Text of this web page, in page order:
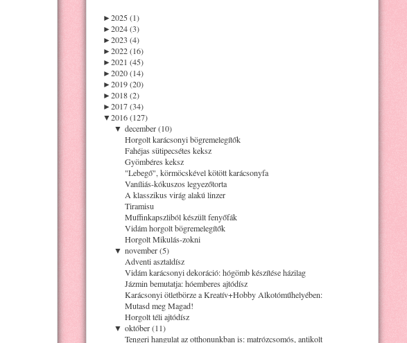
►2025 (1)
►2024 (3)
►2023 (4)
►2022 (16)
►2021 (45)
►2020 (14)
►2019 (20)
►2018 (2)
►2017 (34)
▼2016 (127)
▼ december (10)
Horgolt karácsonyi bögremelegítők
Fahéjas sütipecsétes keksz
Gyömbéres keksz
"Lebegő", körmöcskével kötött karácsonyfa
Vaníliás-kókuszos legyezőtorta
A klasszikus virág alakú linzer
Tiramisu
Muffinkapszliból készült fenyőfák
Vidám horgolt bögremelegítők
Horgolt Mikulás-zokni
▼ november (5)
Adventi asztaldísz
Vidám karácsonyi dekoráció: hógömb készítése házilag
Jázmin bemutatja: hóemberes ajtódísz
Karácsonyi ötletbörze a Kreatív+Hobby Alkotóműhelyében:
Mutasd meg Magad!
Horgolt téli ajtódísz
▼ október (11)
Tengeri hangulat az otthonunkban is: matrózcsomós, antikolt